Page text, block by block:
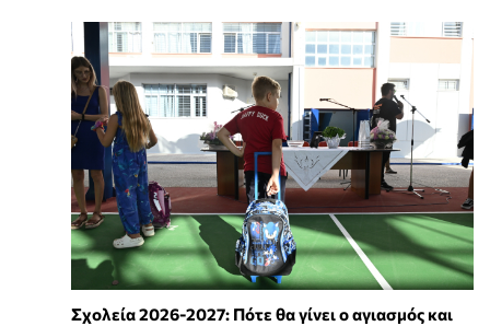
Σχολεία 2026-2027: Πότε θα γίνει ο αγιασμός και